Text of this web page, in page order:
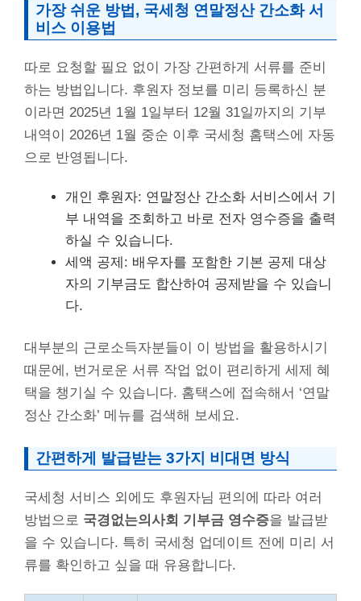
가장 쉬운 방법, 국세청 연말정산 간소화 서
비스 이용법
따로 요청할 필요 없이 가장 간편하게 서류를 준비
하는 방법입니다. 후원자 정보를 미리 등록하신 분
이라면 2025년 1월 1일부터 12월 31일까지의 기부
내역이 2026년 1월 중순 이후 국세청 홈택스에 자동
으로 반영됩니다.
개인 후원자: 연말정산 간소화 서비스에서 기
부 내역을 조회하고 바로 전자 영수증을 출력
하실 수 있습니다.
세액 공제: 배우자를 포함한 기본 공제 대상
자의 기부금도 합산하여 공제받을 수 있습니
다.
대부분의 근로소득자분들이 이 방법을 활용하시기
때문에, 번거로운 서류 작업 없이 편리하게 세제 혜
택을 챙기실 수 있습니다. 홈택스에 접속해서 ‘연말
정산 간소화’ 메뉴를 검색해 보세요.
간편하게 발급받는 3가지 비대면 방식
국세청 서비스 외에도 후원자님 편의에 따라 여러
방법으로 국경없는의사회 기부금 영수증을 발급받
을 수 있습니다. 특히 국세청 업데이트 전에 미리 서
류를 확인하고 싶을 때 유용합니다.